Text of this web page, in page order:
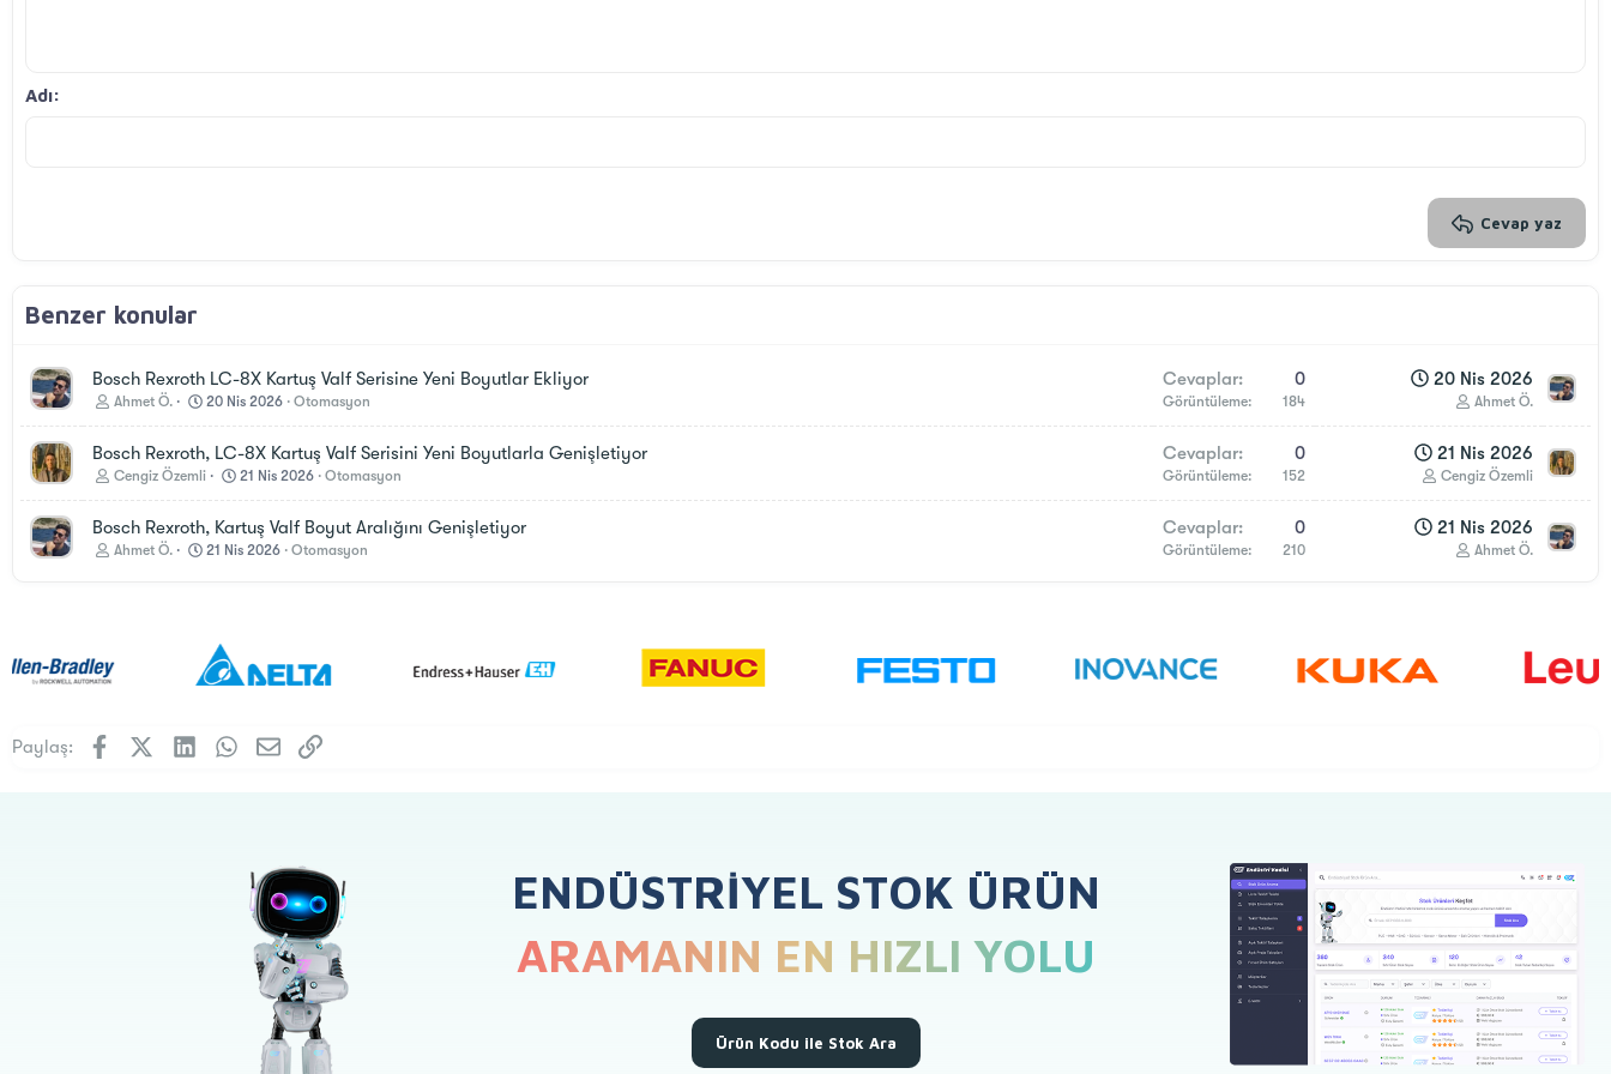
Adı
Cevap yaz
Benzer konular
Bosch Rexroth LC-8X Kartuş Valf Serisine Yeni Boyutlar Ekliyor
Ahmet Ö. 20 Nis 2026 Otomasyon
Cevaplar 0
Görüntüleme 184
20 Nis 2026
Ahmet Ö.
Bosch Rexroth, LC-8X Kartuş Valf Serisini Yeni Boyutlarla Genişletiyor
Cengiz Özemli 21 Nis 2026 Otomasyon
Cevaplar 0
Görüntüleme 152
21 Nis 2026
Cengiz Özemli
Bosch Rexroth, Kartuş Valf Boyut Aralığını Genişletiyor
Ahmet Ö. 21 Nis 2026 Otomasyon
Cevaplar 0
Görüntüleme 210
21 Nis 2026
Ahmet Ö.
Paylaş: FacebookX (Twitter)LinkedInWhatsApp
E-postaLink
ENDÜSTRIYEL STOK ÜRÜN
ARAMANIN EN HIZLI YOLU
Ürün Kodu ile Stok Ara